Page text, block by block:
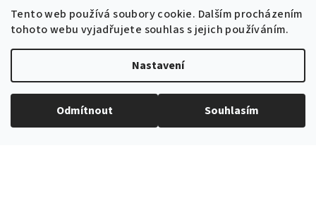
Tento web používá soubory cookie. Dalším procházením
tohoto webu vyjadřujete souhlas s jejich používáním.
Nastavení
Odmítnout Souhlasím
Velikost: 7 cm
Modrá/stříbrná